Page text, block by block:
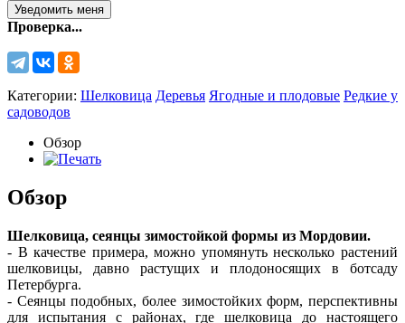
Проверка...
Категории: Шелковица Деревья Ягодные и плодовые Редкие у
садоводов
Обзор
Обзор
Шелковица, сеянцы зимостойкой формы из Мордовии.
- В качестве примера, можно упомянуть несколько растений
шелковицы, давно растущих и плодоносящих в ботсаду
Петербурга.
- Сеянцы подобных, более зимостойких форм, перспективны
для испытания с районах, где шелковица до настоящего